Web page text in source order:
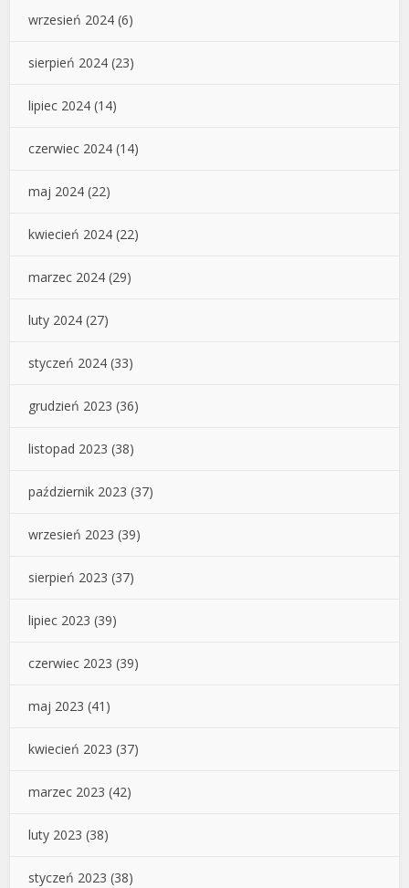
wrzesień 2024 (6)
sierpień 2024 (23)
lipiec 2024 (14)
czerwiec 2024 (14)
maj 2024 (22)
kwiecień 2024 (22)
marzec 2024 (29)
luty 2024 (27)
styczeń 2024 (33)
grudzień 2023 (36)
listopad 2023 (38)
październik 2023 (37)
wrzesień 2023 (39)
sierpień 2023 (37)
lipiec 2023 (39)
czerwiec 2023 (39)
maj 2023 (41)
kwiecień 2023 (37)
marzec 2023 (42)
luty 2023 (38)
styczeń 2023 (38)